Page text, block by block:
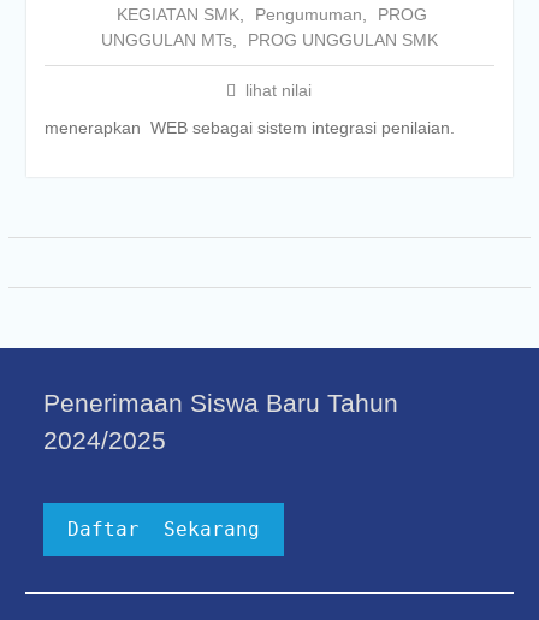
KEGIATAN SMK
Pengumuman
PROG
UNGGULAN MTs, PROG UNGGULAN SMK
lihat nilai
menerapkan WEB sebagai sistem integrasi penilaian.
Penerimaan Siswa Baru Tahun
2024/2025
Daftar Sekarang